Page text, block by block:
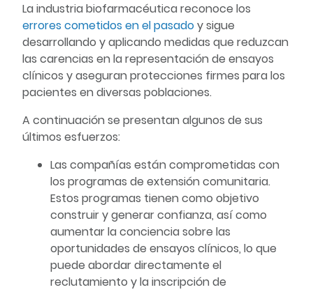
La industria biofarmacéutica reconoce los
errores cometidos en el pasadoy sigue
desarrollando y aplicando medidas que reduzcan
las carencias en la representación de ensayos
clínicos y aseguran protecciones firmes para los
pacientes en diversas poblaciones.
A continuación se presentan algunos de sus
últimos esfuerzos:
Las compañías están comprometidas con
los programas de extensión comunitaria.
Estos programas tienen como objetivo
construir y generar confianza, así como
aumentar la conciencia sobre las
oportunidades de ensayos clínicos, lo que
puede abordar directamente el
reclutamiento y la inscripción de